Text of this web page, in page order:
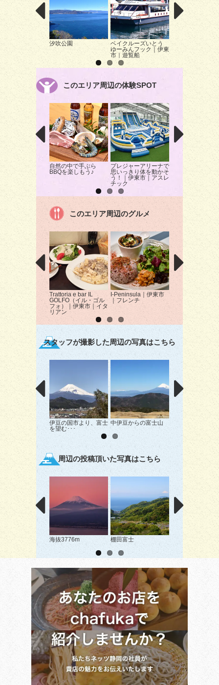
汐吹公園
ベイクルーズいとう
ゆーみんフック｜伊東
市｜遊覧船
林泉寺のフジ
このエリア周辺の体験SPOT
自然の中で手ぶら
BBQを楽しもう♪
プレジャーアリーナで
思いっきり体を動かそ
う！｜伊東市｜アスレ
チック
林泉寺で座禅体
伊東市｜座禅
このエリア周辺のグルメ
Trattoria e bar IL
GOLFO（イル・ゴル
フォ）｜伊東市｜イタ
リアン
I-Peninsula｜伊東市
｜フレンチ
焼肉 寿光園｜伊
｜焼肉
スタッフが撮影した周辺の写真はこちら
伊豆の国市より、富士
を望む･･･
中伊豆からの富士山 大室山山頂から
周辺の投稿頂いた写真はこちら
海抜3776m 棚田富士 夕焼けに浮かぶ